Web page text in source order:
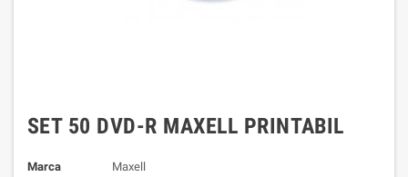
SET 50 DVD-R MAXELL PRINTABIL
Marca
Maxell